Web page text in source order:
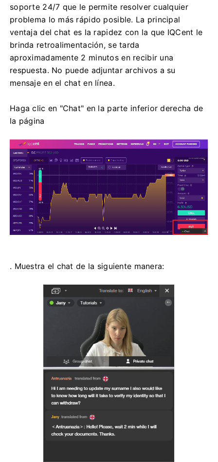
soporte 24/7 que le permite resolver cualquier
problema lo más rápido posible. La principal
ventaja del chat es la rapidez con la que IQCent le
brinda retroalimentación, se tarda
aproximadamente 2 minutos en recibir una
respuesta. No puede adjuntar archivos a su
mensaje en el chat en línea.
Haga clic en "Chat" en la parte inferior derecha de
la página
. Muestra el chat de la siguiente manera: